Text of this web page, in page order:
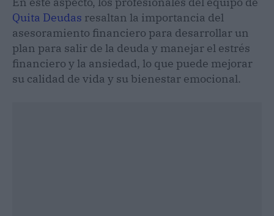
Quita Deudas resaltan la importancia del
asesoramiento financiero para desarrollar un
plan para salir de la deuda y manejar el estrés
financiero y la ansiedad, lo que puede mejorar
su calidad de vida y su bienestar emocional.